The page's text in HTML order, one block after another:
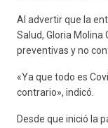
Al advertir que la
Salud, Gloria
preventivas y no
«Ya que todo es
contrario», indicó.
Desde que inició la